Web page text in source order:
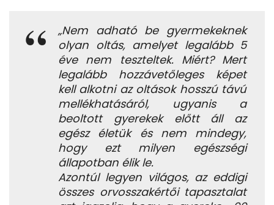
„Nem adható be gyermekeknek
olyan oltás, amelyet legalább 5
éve nem teszteltek. Miért? Mert
legalább hozzávetőleges képet
kell alkotni az oltások hosszú távú
mellékhatásáról, ugyanis a
beoltott gyerekek előtt áll az
egész életük és nem mindegy,
hogy ezt milyen egészségi
állapotban élik le.
Azontúl legyen világos, az eddigi
összes orvosszakértői tapasztalat